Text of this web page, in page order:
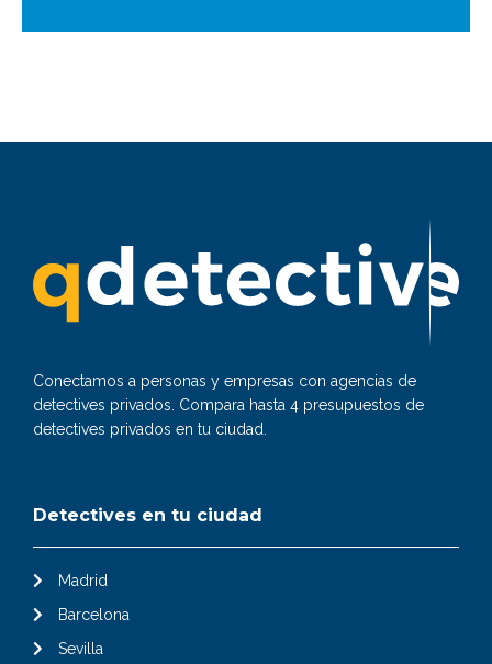
Conectamos a personas y empresas con agencias de
detectives privados. Compara hasta 4 presupuestos de
detectives privados en tu ciudad.
Detectives en tu ciudad
Madrid
Barcelona
Sevilla